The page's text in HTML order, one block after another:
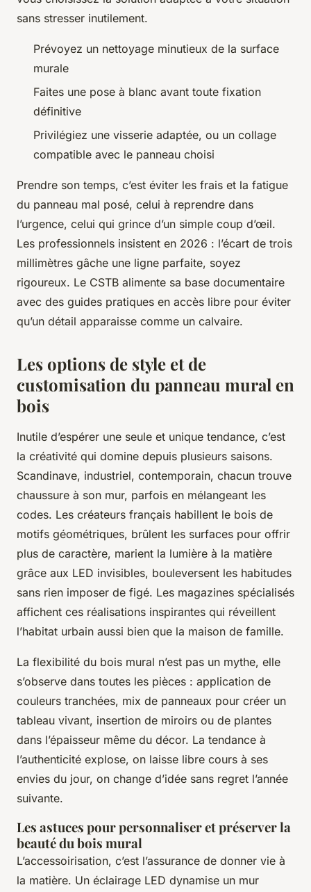
sans stresser inutilement.
Prévoyez un nettoyage minutieux de la surface
murale
Faites une pose à blanc avant toute fixation
définitive
Privilégiez une visserie adaptée, ou un collage
compatible avec le panneau choisi
Prendre son temps, c’est éviter les frais et la fatigue
du panneau mal posé, celui à reprendre dans
l’urgence, celui qui grince d’un simple coup d’œil.
Les professionnels insistent en 2026 : l’écart de trois
millimètres gâche une ligne parfaite, soyez
rigoureux. Le CSTB alimente sa base documentaire
avec des guides pratiques en accès libre pour éviter
qu’un détail apparaisse comme un calvaire.
Les options de style et de
customisation du panneau mural en
bois
Inutile d’espérer une seule et unique tendance, c’est
la créativité qui domine depuis plusieurs saisons.
Scandinave, industriel, contemporain, chacun trouve
chaussure à son mur, parfois en mélangeant les
codes. Les créateurs français habillent le bois de
motifs géométriques, brûlent les surfaces pour offrir
plus de caractère, marient la lumière à la matière
grâce aux LED invisibles, bouleversent les habitudes
sans rien imposer de figé. Les magazines spécialisés
affichent ces réalisations inspirantes qui réveillent
l’habitat urbain aussi bien que la maison de famille.
La flexibilité du bois mural n’est pas un mythe, elle
s’observe dans toutes les pièces : application de
couleurs tranchées, mix de panneaux pour créer un
tableau vivant, insertion de miroirs ou de plantes
dans l’épaisseur même du décor. La tendance à
l’authenticité explose, on laisse libre cours à ses
envies du jour, on change d’idée sans regret l’année
suivante.
Les astuces pour personnaliser et préserver la
beauté du bois mural
L’accessoirisation, c’est l’assurance de donner vie à
la matière. Un éclairage LED dynamise un mur